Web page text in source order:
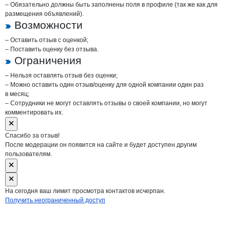
– Обязательно должны быть заполнены поля в профиле (так же как для
размещения объявлений).
Возможности
– Оставить отзыв с оценкой;
– Поставить оценку без отзыва.
Ограничения
– Нельзя оставлять отзыв без оценки;
– Можно оставить один отзыв/оценку для одной компании один раз
в месяц;
– Сотрудники не могут оставлять отзывы о своей компании, но могут
комментировать их.
Спасибо за отзыв!
После модерации он появится на сайте и будет доступен другим
пользователям.
На сегодня ваш лимит просмотра контактов исчерпан.
Получить неограниченный доступ